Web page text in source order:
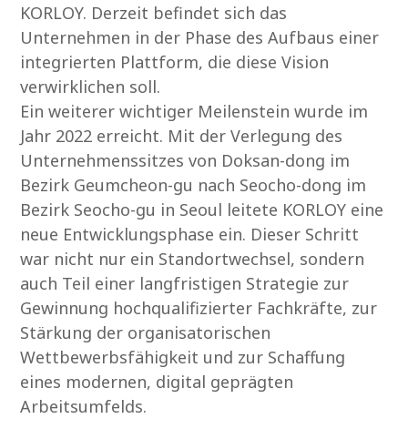
KORLOY. Derzeit befindet sich das
Unternehmen in der Phase des Aufbaus einer
integrierten Plattform, die diese Vision
verwirklichen soll.
Ein weiterer wichtiger Meilenstein wurde im
Jahr 2022 erreicht. Mit der Verlegung des
Unternehmenssitzes von Doksan-dong im
Bezirk Geumcheon-gu nach Seocho-dong im
Bezirk Seocho-gu in Seoul leitete KORLOY eine
neue Entwicklungsphase ein. Dieser Schritt
war nicht nur ein Standortwechsel, sondern
auch Teil einer langfristigen Strategie zur
Gewinnung hochqualifizierter Fachkräfte, zur
Stärkung der organisatorischen
Wettbewerbsfähigkeit und zur Schaffung
eines modernen, digital geprägten
Arbeitsumfelds.